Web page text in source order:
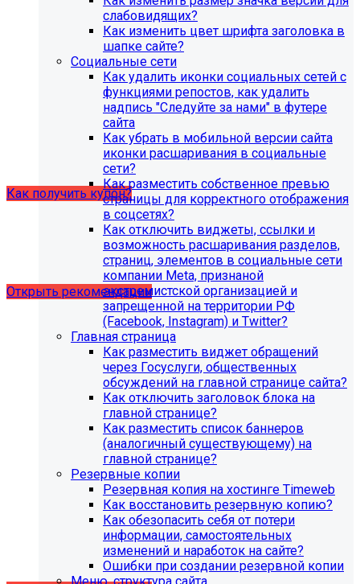
В связи с новыми требованиями Приказа 1493
Рособнадзора нами были внесены изменения в
поставку готовых решений для образовательных
Теперь в сборку готовых решений для образовательных
организаций входит модуль SIMAI-SF4: Сведения об
образовательной организации (simai.sveden). Для
корректной работы модуля необходимо активировать
Как получить купон?
Что делать, если на хостинге не
хватает места?
Открыть рекомендации
Рекомендации по безопасности
слабовидящих?
Как изменить цвет шрифта заголовка в
шапке сайте?
Социальные сети
Как удалить иконки социальных сетей с
функциями репостов, как удалить
надпись "Следуйте за нами" в футере
сайта
Как убрать в мобильной версии сайта
иконки расшаривания в социальные
сети?
Как разместить собственное превью
страницы для корректного отображения
в соцсетях?
Как отключить виджеты, ссылки и
возможность расшаривания разделов,
страниц, элементов в социальные сети
компании Meta, признаной
экстремистской организацией и
запрещенной на территории РФ
(Facebook, Instagram) и Twitter?
Главная страница
Как разместить виджет обращений
через Госуслуги, общественных
обсуждений на главной странице сайта?
Как отключить заголовок блока на
главной странице?
Как разместить список баннеров
(аналогичный существующему) на
главной странице?
Резервные копии
Резервная копия на хостинге Timeweb
Как восстановить резервную копию?
Как обезопасить себя от потери
информации, самостоятельных
изменений и наработок на сайте?
Ошибки при создании резервной копии